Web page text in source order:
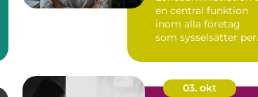
en central funktion
inom alla företag
som sysselsätter
03. okt